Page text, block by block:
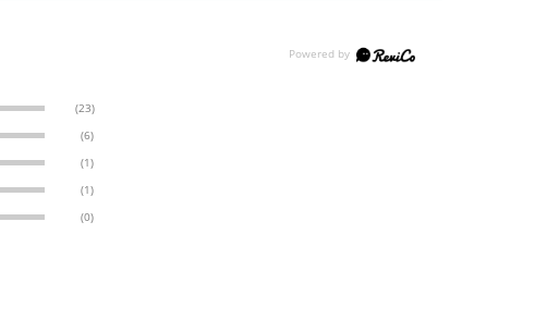
(23)
(6)
(1)
(1)
(0)